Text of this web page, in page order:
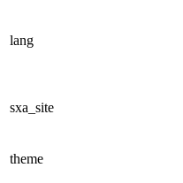
lang
sxa_site
theme